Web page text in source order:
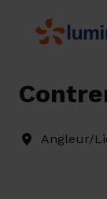
content
Homepage
Angleur/